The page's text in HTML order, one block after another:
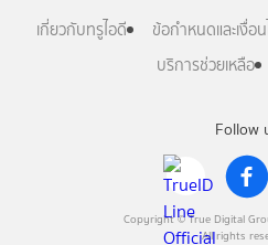
Follow
Copyright © True Digital
All rights
เกี่ยวกับทรูไอดี ข้อกำหนดและเงื่อน
บริการช่วยเหลือ